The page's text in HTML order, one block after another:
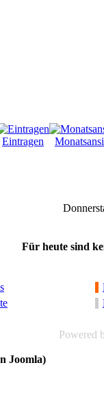
Eintragen
Für heute sind
Powered
Joomla)